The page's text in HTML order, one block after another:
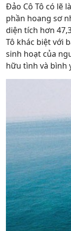
Đảo Cô Tô có lẽ
phần hoang sơ
diện tích hơn
Tô khác biệt với
sinh hoạt của
hữu tình và bình